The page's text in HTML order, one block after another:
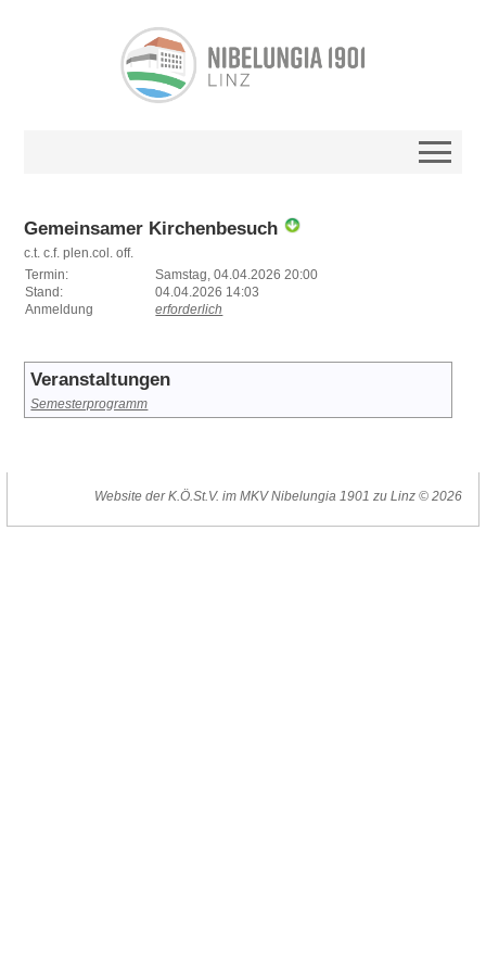
Gemeinsamer Kirchenbesuch
c.t. c.f. plen.col. off.
Termin:
Samstag, 04.04.2026 20:00
Stand:
04.04.2026 14:03
Anmeldung
erforderlich
Veranstaltungen
Semesterprogramm
Website der K.Ö.St.V. im MKV Nibelungia 1901 zu Linz © 2026